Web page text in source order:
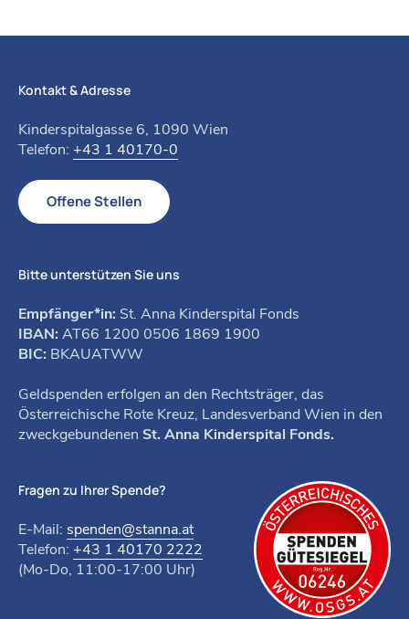
Kontakt & Adresse
Kinderspitalgasse 6, 1090 Wien
Telefon: +43 1 40170-0
Offene Stellen
Bitte unterstützen Sie uns
Empfänger*in: St. Anna Kinderspital Fonds
IBAN: AT66 1200 0506 1869 1900
BIC: BKAUATWW
Geldspenden erfolgen an den Rechtsträger, das
Österreichische Rote Kreuz, Landesverband Wien in den
zweckgebundenen St. Anna Kinderspital Fonds.
Fragen zu Ihrer Spende?
E-Mail: spenden@stanna.at
Telefon: +43 1 40170 2222
(Mo-Do, 11:00-17:00 Uhr)